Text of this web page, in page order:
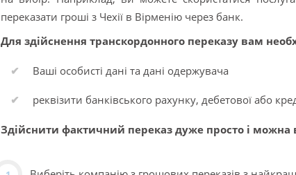
переказати гроші з Чехії в Вірменію через банк.
Для здійснення транскордонного переказу вам
Ваші особисті дані та дані одержувача
реквізити банківського рахунку, дебетової або
Здійснити фактичний переказ дуже просто і